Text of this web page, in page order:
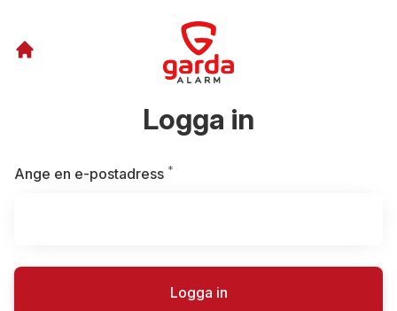
Logga in
Ange en e-postadress *
Logga in